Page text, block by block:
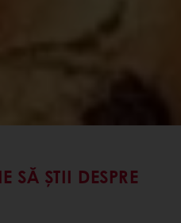
SĂ ȘTII DESPRE